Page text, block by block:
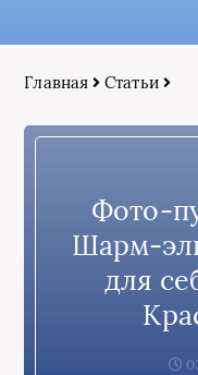
Главная Статьи
Фото-
Шарм-
для